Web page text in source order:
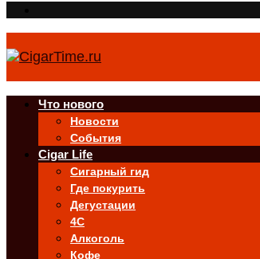
Что нового
Новости
События
Cigar Life
Сигарный гид
Где покурить
Дегустации
4C
Алкоголь
Кофе